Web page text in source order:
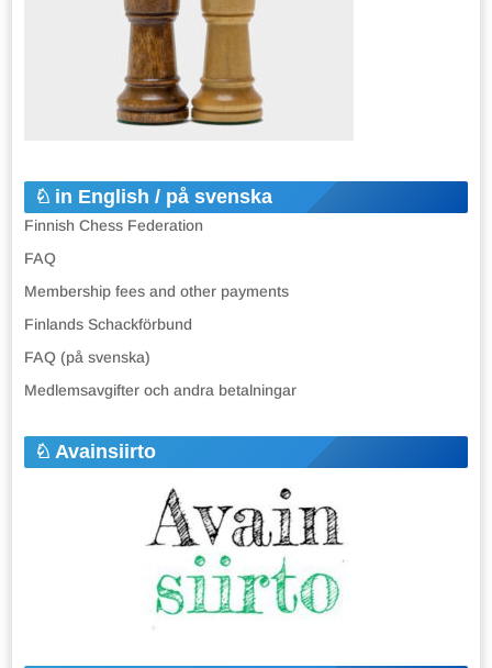
in English / på svenska
Finnish Chess Federation
FAQ
Membership fees and other payments
Finlands Schackförbund
FAQ (på svenska)
Medlemsavgifter och andra betalningar
Avainsiirto